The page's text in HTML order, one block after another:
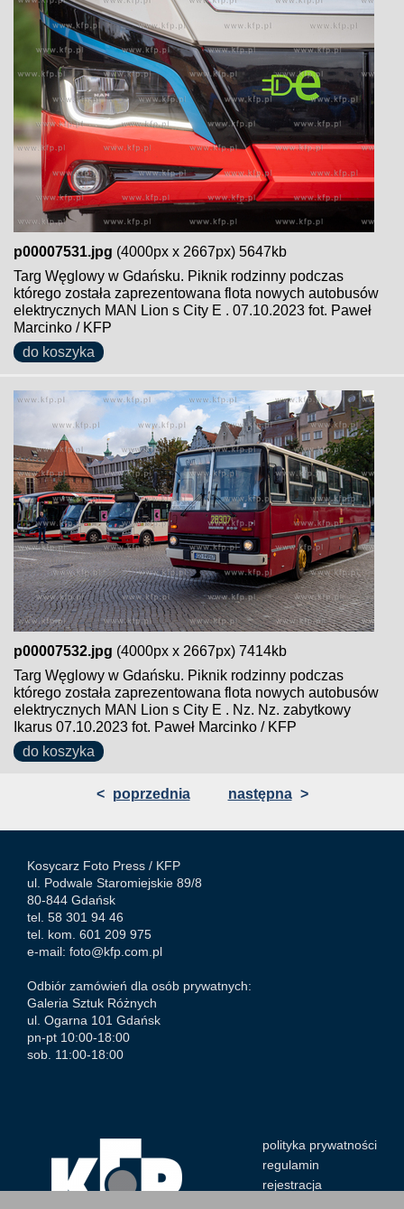
p00007531.jpg (4000px x 2667px) 5647kb
Targ Węglowy w Gdańsku. Piknik rodzinny podczas
którego została zaprezentowana flota nowych autobusów
elektrycznych MAN Lion s City E . 07.10.2023 fot. Paweł
Marcinko / KFP
do koszyka
p00007532.jpg (4000px x 2667px) 7414kb
Targ Węglowy w Gdańsku. Piknik rodzinny podczas
którego została zaprezentowana flota nowych autobusów
elektrycznych MAN Lion s City E . Nz. Nz. zabytkowy
Ikarus 07.10.2023 fot. Paweł Marcinko / KFP
do koszyka
< poprzednia następna >
Kosycarz Foto Press / KFP
ul. Podwale Staromiejskie 89/8
80-844 Gdańsk
tel. 58 301 94 46
tel. kom. 601 209 975
e-mail: foto@kfp.com.pl
Odbiór zamówień dla osób prywatnych:
Galeria Sztuk Różnych
ul. Ogarna 101 Gdańsk
pn-pt 10:00-18:00
sob. 11:00-18:00
polityka prywatności
regulamin
rejestracja